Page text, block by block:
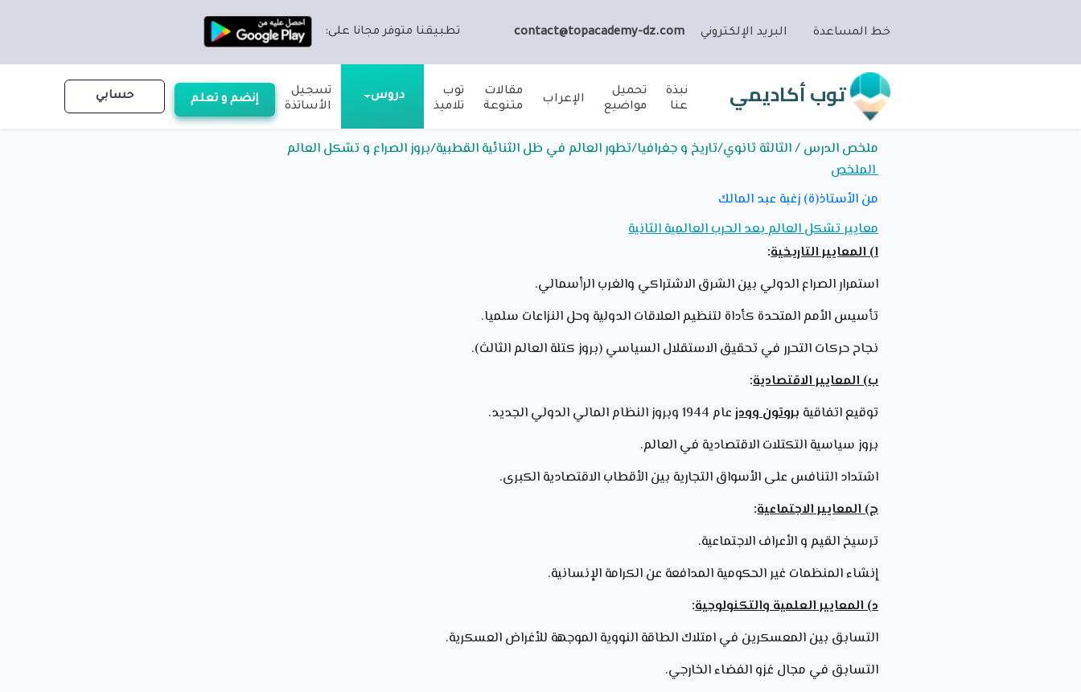
خط المساعدة البريد الإلكتروني contact@topacademy-dz.com تطبيقنا متوفر مجانا على:
توب أكاديمي
نبذة
عنا
تحميل
مواضيع
الإعراب
مقالات
متنوعة
توب
تلاميذ
دروس
تسجيل
الأساتذة
إنضم و تعلم حسابي
ملخص الدرس / الثالثة ثانوي/تاريخ و جغرافيا/تطور العالم في ظل الثنائية القطبية/بروز الصراع و تشكل العالم
الملخص
من الأستاذ(ة) زغبة عبد المالك
معايير تشكل العالم بعد الحرب العالمية الثانية
ا) المعايير التاريخية:
استمرار الصراع الدولي بين الشرق الاشتراكي والغرب الرأسمالي.
تأسيس الأمم المتحدة كأداة لتنظيم العلاقات الدولية وحل النزاعات سلميا.
نجاح حركات التحرر في تحقيق الاستقلال السياسي (بروز كتلة العالم الثالث).
ب) المعايير الاقتصادية:
توقيع اتفاقيةبروتون وودزعام 1944 وبروز النظام المالي الدولي الجديد.
بروز سياسية التكتلات الاقتصادية في العالم.
اشتداد التنافس على الأسواق التجارية بين الأقطاب الاقتصادية الكبرى.
ج) المعايير الاجتماعية:
ترسيخ القيم و الأعراف الاجتماعية.
إنشاء المنظمات غير الحكومية المدافعة عن الكرامة الإنسانية.
د) المعايير العلمية والتكنولوجية:
التسابق بين المعسكرين في امتلاك الطاقة النووية الموجهة للأغراض العسكرية.
التسابق في مجال غزو الفضاء الخارجي.